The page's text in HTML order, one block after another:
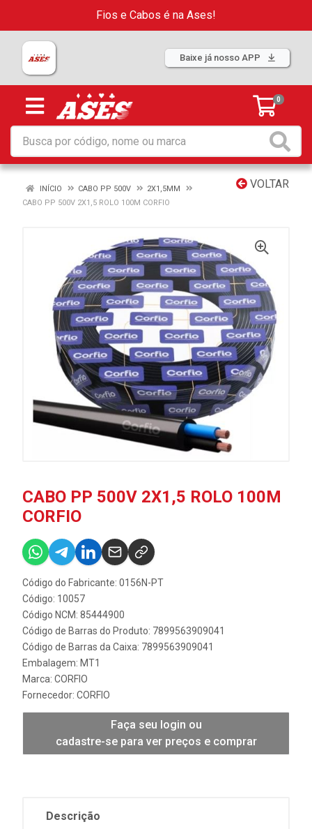
Fios e Cabos é na Ases!
Baixe já nosso APP
0
VOLTAR
INÍCIO CABO PP 500V
2X1,5MM
CABO PP 500V 2X1,5 ROLO 100M CORFIO
CABO PP 500V 2X1,5 ROLO 100M
CORFIO
Código do Fabricante: 0156N-PT
Código: 10057
Código NCM: 85444900
Código de Barras do Produto: 7899563909041
Código de Barras da Caixa: 7899563909041
Embalagem: MT1
Marca: CORFIO
Fornecedor: CORFIO
Faça seu login ou
cadastre-se para ver preços e comprar
Descrição